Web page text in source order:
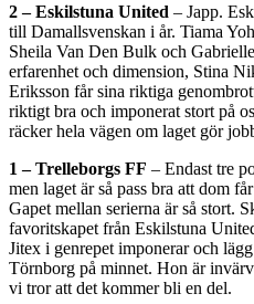
2 – Eskilstuna United – Japp.
till Damallsvenskan i år. Tiama
Sheila Van Den Bulk och
erfarenhet och dimension, Stina
Eriksson får sina riktiga
riktigt bra och imponerat stort på
räcker hela vägen om laget gör
1 – Trelleborgs FF – Endast tre
men laget är så pass bra att dom
Gapet mellan serierna är så stort.
favoritskapet från Eskilstuna
Jitex i genrepet imponerar och
Törnborg på minnet. Hon är
vi tror att det kommer bli en del.